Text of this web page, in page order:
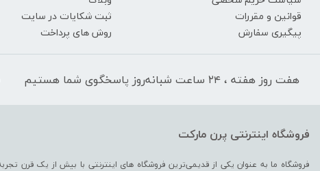
قوانین و مقررات
ثبت شکایات در سایت
پیگیری سفارش
روش های پرداخت
هفت روز هفته ، ۲۴ ساعت شبانه‌روز پاسخگوی شما هستیم
فروشگاه اینترنتی پرن مارکت